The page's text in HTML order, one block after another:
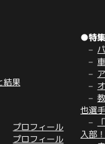
結果
プロフィール
プロフィール
●特
也選
入部！